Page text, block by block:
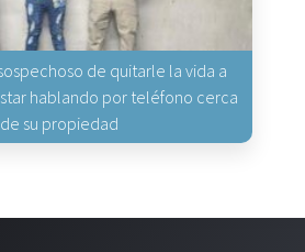
de quitarle la vida a
hablando por teléfono cerca
de su propiedad